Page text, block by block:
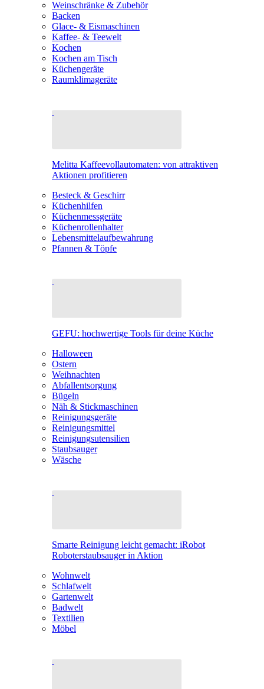
Weinschränke & Zubehör
Backen
Glace- & Eismaschinen
Kaffee- & Teewelt
Kochen
Kochen am Tisch
Küchengeräte
Raumklimageräte
Melitta Kaffeevollautomaten: von attraktiven
Aktionen profitieren
Besteck & Geschirr
Küchenhilfen
Küchenmessgeräte
Küchenrollenhalter
Lebensmittelaufbewahrung
Pfannen & Töpfe
GEFU: hochwertige Tools für deine Küche
Halloween
Ostern
Weihnachten
Abfallentsorgung
Bügeln
Näh & Stickmaschinen
Reinigungsgeräte
Reinigungsmittel
Reinigungsutensilien
Staubsauger
Wäsche
Smarte Reinigung leicht gemacht: iRobot
Roboterstaubsauger in Aktion
Wohnwelt
Schlafwelt
Gartenwelt
Badwelt
Textilien
Möbel